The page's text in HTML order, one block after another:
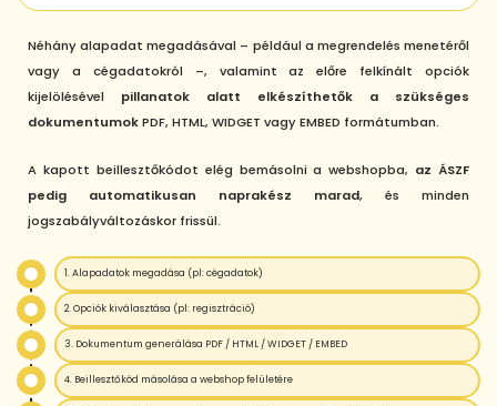
Néhány alapadat megadásával – például a megrendelés menetéről
vagy a cégadatokról –, valamint az előre felkínált opciók
kijelölésével pillanatok alatt elkészíthetők a szükséges
dokumentumokPDF, HTML, WIDGET vagy EMBED formátumban.
A kapott beillesztőkódot elég bemásolni a webshopba, az ÁSZF
pedig automatikusan naprakész marad, és minden
jogszabályváltozáskor frissül.
1. Alapadatok megadása (pl: cégadatok)
2. Opciók kiválasztása (pl: regisztráció)
3. Dokumentum generálása PDF / HTML / WIDGET / EMBED
4. Beillesztőkód másolása a webshop felületére